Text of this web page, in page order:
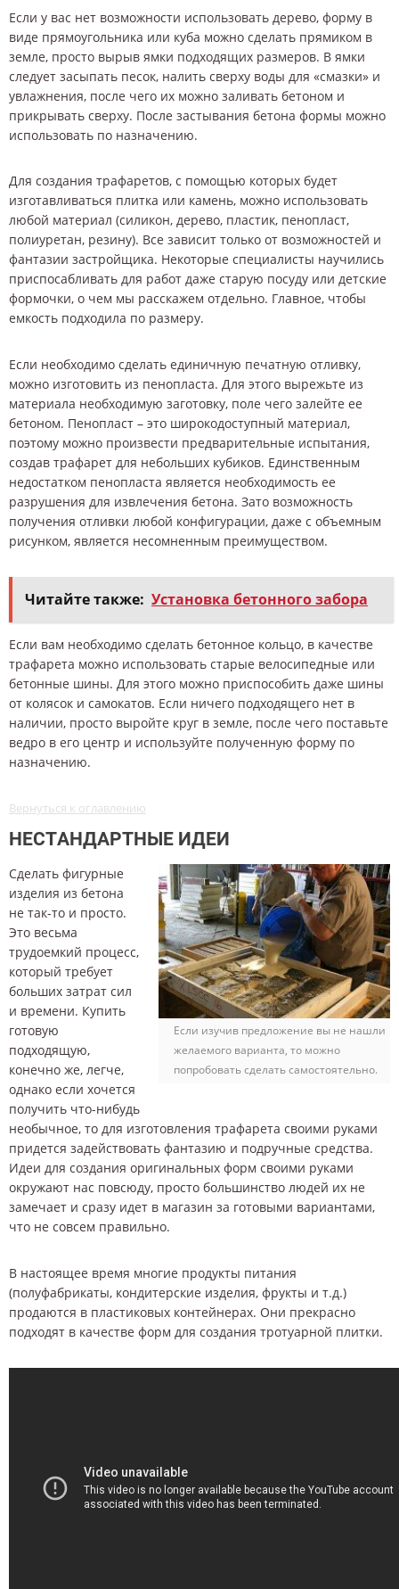
Если у вас нет возможности использовать дерево, форму в
виде прямоугольника или куба можно сделать прямиком в
земле, просто вырыв ямки подходящих размеров. В ямки
следует засыпать песок, налить сверху воды для «смазки» и
увлажнения, после чего их можно заливать бетоном и
прикрывать сверху. После застывания бетона формы можно
использовать по назначению.
Для создания трафаретов, с помощью которых будет
изготавливаться плитка или камень, можно использовать
любой материал (силикон, дерево, пластик, пенопласт,
полиуретан, резину). Все зависит только от возможностей и
фантазии застройщика. Некоторые специалисты научились
приспосабливать для работ даже старую посуду или детские
формочки, о чем мы расскажем отдельно. Главное, чтобы
емкость подходила по размеру.
Если необходимо сделать единичную печатную отливку,
можно изготовить из пенопласта. Для этого вырежьте из
материала необходимую заготовку, поле чего залейте ее
бетоном. Пенопласт – это широкодоступный материал,
поэтому можно произвести предварительные испытания,
создав трафарет для небольших кубиков. Единственным
недостатком пенопласта является необходимость ее
разрушения для извлечения бетона. Зато возможность
получения отливки любой конфигурации, даже с объемным
рисунком, является несомненным преимуществом.
Читайте также: Установка бетонного забора
Если вам необходимо сделать бетонное кольцо, в качестве
трафарета можно использовать старые велосипедные или
бетонные шины. Для этого можно приспособить даже шины
от колясок и самокатов. Если ничего подходящего нет в
наличии, просто выройте круг в земле, после чего поставьте
ведро в его центр и используйте полученную форму по
назначению.
Вернуться к оглавлению
НЕСТАНДАРТНЫЕ ИДЕИ
Если изучив предложение вы не нашли
желаемого варианта, то можно
попробовать сделать самостоятельно.
Сделать фигурные
изделия из бетона
не так-то и просто.
Это весьма
трудоемкий процесс,
который требует
больших затрат сил
и времени. Купить
готовую
подходящую,
конечно же, легче,
однако если хочется
получить что-нибудь
необычное, то для изготовления трафарета своими руками
придется задействовать фантазию и подручные средства.
Идеи для создания оригинальных форм своими руками
окружают нас повсюду, просто большинство людей их не
замечает и сразу идет в магазин за готовыми вариантами,
что не совсем правильно.
В настоящее время многие продукты питания
(полуфабрикаты, кондитерские изделия, фрукты и т.д.)
продаются в пластиковых контейнерах. Они прекрасно
подходят в качестве форм для создания тротуарной плитки.